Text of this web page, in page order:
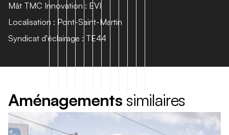
Mât TMC Innovation : EVI
Localisation : Pont-Saint-Martin
Syndicat d'éclairage : TE44
Aménagements similaires